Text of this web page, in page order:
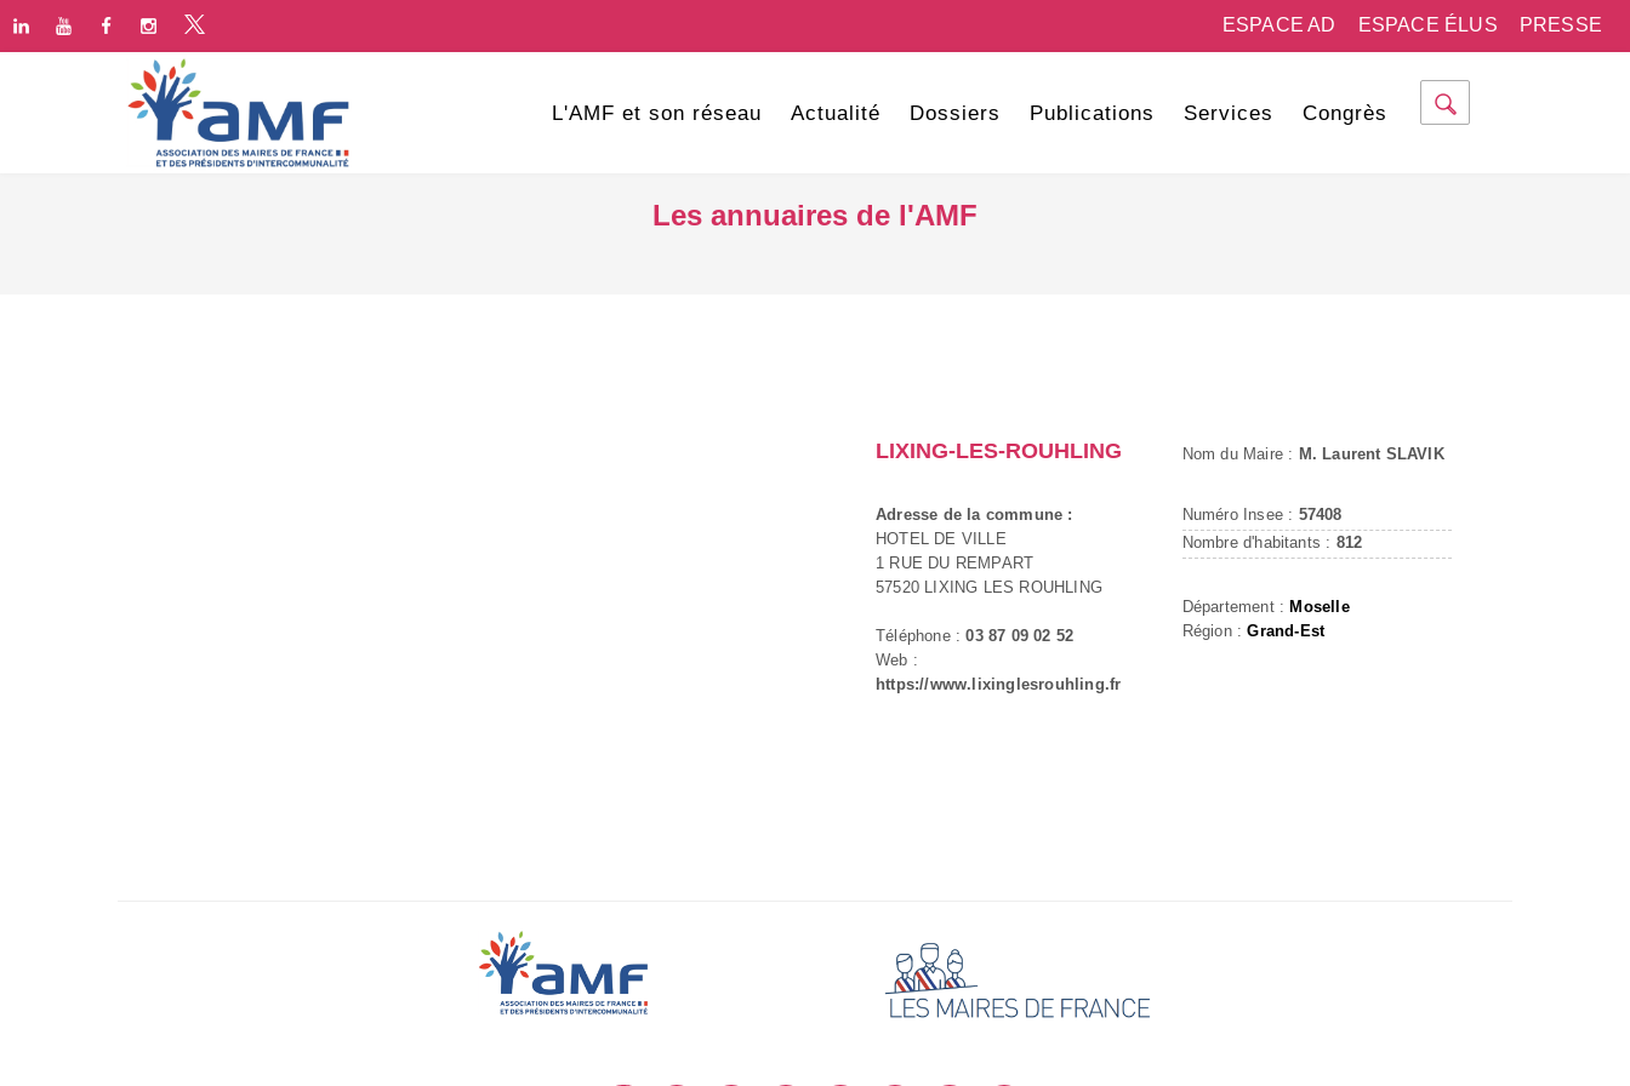
PRESSE
ESPACE ÉLUS
ESPACE AD
L'AMF et son réseau Actualité Dossiers Publications Services Congrès
Les annuaires de l'AMF
LIXING-LES-ROUHLING
Adresse de la commune :
HOTEL DE VILLE
1 RUE DU REMPART
57520 LIXING LES ROUHLING
Téléphone :03 87 09 02 52
Web :
https://www.lixinglesrouhling.fr
Nom du Maire : M. Laurent SLAVIK
Numéro Insee : 57408
Nombre d'habitants : 812
Département : Moselle
Région :Grand-Est